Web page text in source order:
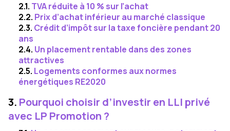
2.1. TVA réduite à 10 % sur l’achat
2.2. Prix d’achat inférieur au marché classique
2.3. Crédit d’impôt sur la taxe foncière pendant 20
ans
2.4. Un placement rentable dans des zones
attractives
2.5. Logements conformes aux normes
énergétiques RE2020
3. Pourquoi choisir d’investir en LLI privé
avec LP Promotion ?